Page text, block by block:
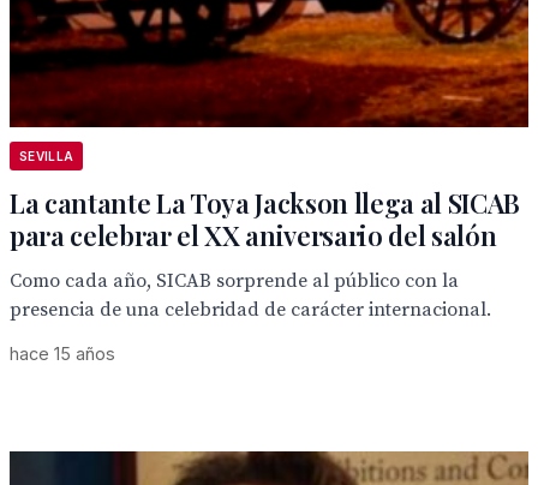
SEVILLA
La cantante La Toya Jackson llega al SICAB
para celebrar el XX aniversario del salón
Como cada año, SICAB sorprende al público con la
presencia de una celebridad de carácter internacional.
hace 15 años